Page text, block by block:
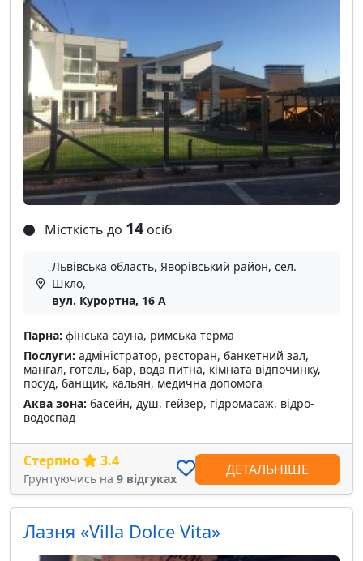
Місткість до 14 осіб
Львівська область, Яворівський район, сел.
Шкло,
вул. Курортна, 16 А
Парна: фінська сауна, римська терма
Послуги: адміністратор, ресторан, банкетний зал,
мангал, готель, бар, вода питна, кімната відпочинку,
посуд, банщик, кальян, медична допомога
Аква зона: басейн, душ, гейзер, гідромасаж, відро-
водоспад
Стерпно 3.4
Грунтуючись на 9 відгуках
ДЕТАЛЬНІШЕ
Лазня «Villa Dolce Vita»